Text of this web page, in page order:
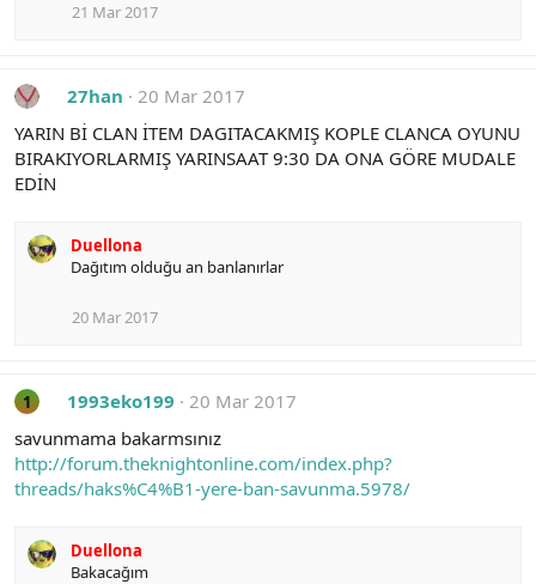
21 Mar 2017
27han
20 Mar 2017
YARIN Bİ CLAN İTEM DAGITACAKMIŞ KOPLE CLANCA OYUNU
BIRAKIYORLARMIŞ YARINSAAT 9:30 DA ONA GÖRE MUDALE
EDİN
Duellona
Dağıtım olduğu an banlanırlar
20 Mar 2017
1 1993eko199
20 Mar 2017
savunmama bakarmsınız
http://forum.theknightonline.com/index.php?
threads/haks%C4%B1-yere-ban-savunma.5978/
Duellona
Bakacağım